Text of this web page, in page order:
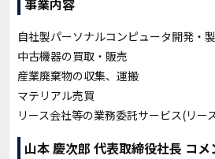
事業内容
自社製パーソナルコンピュータ開発・
中古機器の買取・販売
産業廃棄物の収集、運搬
マテリアル売買
リース会社等の業務委託サービス(リー
山本 慶次郎 代表取締役社長 コメ